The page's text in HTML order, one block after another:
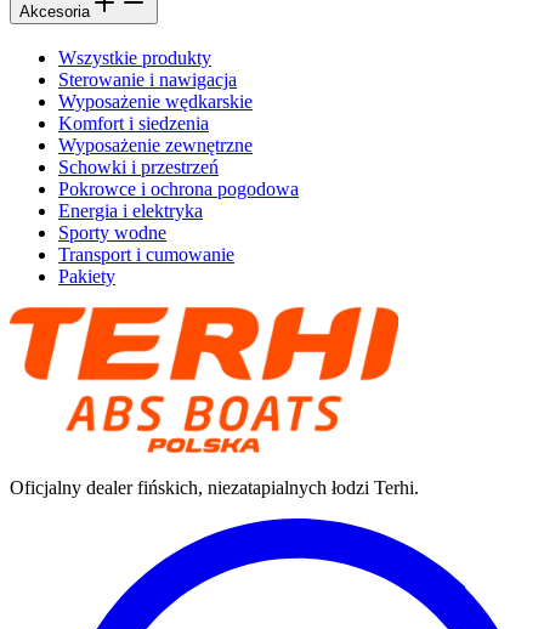
Akcesoria
Wszystkie produkty
Sterowanie i nawigacja
Wyposażenie wędkarskie
Komfort i siedzenia
Wyposażenie zewnętrzne
Schowki i przestrzeń
Pokrowce i ochrona pogodowa
Energia i elektryka
Sporty wodne
Transport i cumowanie
Pakiety
Oficjalny dealer fińskich, niezatapialnych łodzi Terhi.